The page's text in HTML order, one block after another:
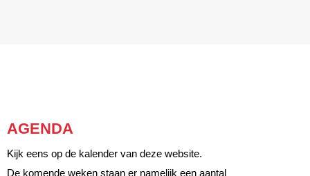
AGENDA
Kijk eens op de kalender van deze website.
De komende weken staan er namelijk een aantal